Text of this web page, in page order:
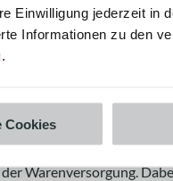
Einwilligung jederzeit in
Informationen zu den
.
Cookies
für Unternehmen
Warenversorgung.